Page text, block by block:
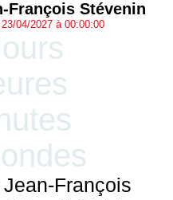
François Stévenin
04/2027 à 00:00:00
François